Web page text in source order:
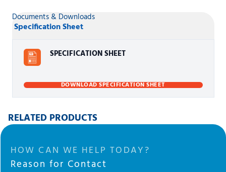
Documents & Downloads
Specification Sheet
SPECIFICATION SHEET
DOWNLOAD SPECIFICATION SHEET
RELATED PRODUCTS
HOW CAN WE HELP TODAY?
Reason for Contact